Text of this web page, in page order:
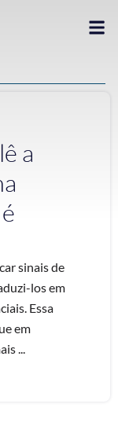
a
sinais de
los em
Essa
em
...